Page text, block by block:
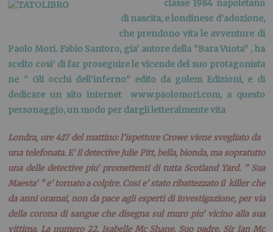
classe 1984 napoletano
di nascita, e londinese d’adozione,
che prendono vita le avventure di
Paolo Mori. Fabio Santoro, gia’ autore della “Bara Vuota” , ha
scelto cosi’ di far proseguire le vicende del suo protagonista
ne ” Gli occhi dell’inferno” edito da golem Edizioni, e di
dedicare un sito internetwww.paolomori.com, a questo
personaggio, un modo per dargli letteralmente vita
Londra, ore 4:17 del mattino: l’ispettore Crowe viene svegliato da
una telefonata. E’ il detective Julie Pitt, bella, bionda, ma sopratutto
una delle detective piu’ promettenti di tutta Scotland Yard. ” Sua
Maesta’ ” e’ tornato a colpire. Cosi e’ stato ribattezzato il killer che
da anni oramai, non da pace agli esperti di investigazione, per via
della corona di sangue che disegna sul muro piu’ vicino alla sua
vittima. La numero 22, Isabelle Mc Shane. Suo padre, Sir Ian Mc